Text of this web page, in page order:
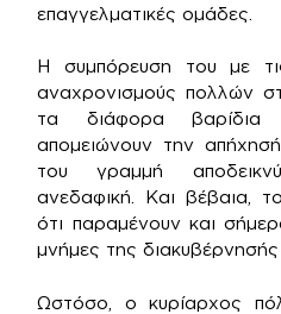
επαγγελματικές ομάδες.
Η συμπόρευση του με
αναχρονισμούς πολλών
τα διάφορα βαρίδια
απομειώνουν την απήχησή
του γραμμή
ανεδαφική. Και βέβαια,
ότι παραμένουν και
μνήμες της διακυβέρνησής
Ωστόσο, ο κυρίαρχος